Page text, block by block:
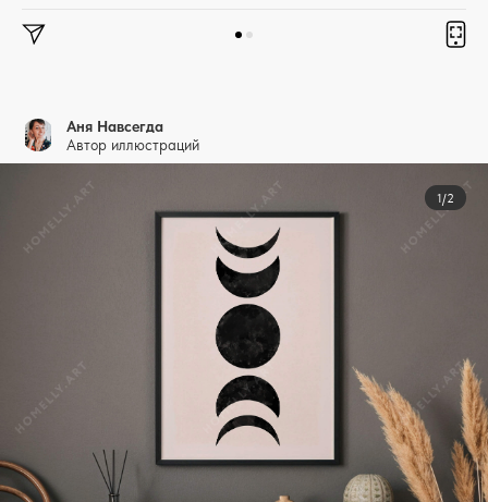
Аня Навсегда
Автор иллюстраций
1/2